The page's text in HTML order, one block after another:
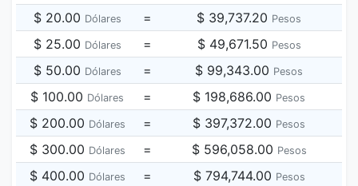
$ 20.00 Dólares = $ 39,737.20 Pesos
$ 25.00 Dólares = $ 49,671.50 Pesos
$ 50.00 Dólares = $ 99,343.00 Pesos
$ 100.00 Dólares = $ 198,686.00 Pesos
$ 200.00 Dólares = $ 397,372.00 Pesos
$ 300.00 Dólares = $ 596,058.00 Pesos
$ 400.00 Dólares = $ 794,744.00 Pesos